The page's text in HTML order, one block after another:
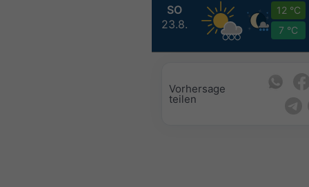
SO
23.8.
12 °C
7 °C
Vorhersage
teilen